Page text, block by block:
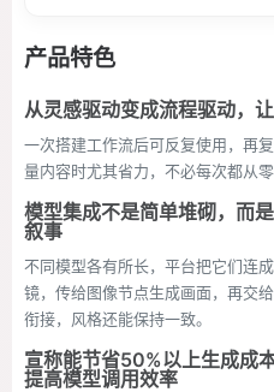
产品特色
从灵感驱动变成流程驱动，
一次搭建工作流后可反复使用，再
量内容时尤其省力，不必每次都从零
模型集成不是简单堆砌，而
叙事
不同模型各有所长，平台把它们连
镜，传给图像节点生成画面，再交
衔接，风格还能保持一致。
宣称能节省50%以上生成成
提高模型调用效率